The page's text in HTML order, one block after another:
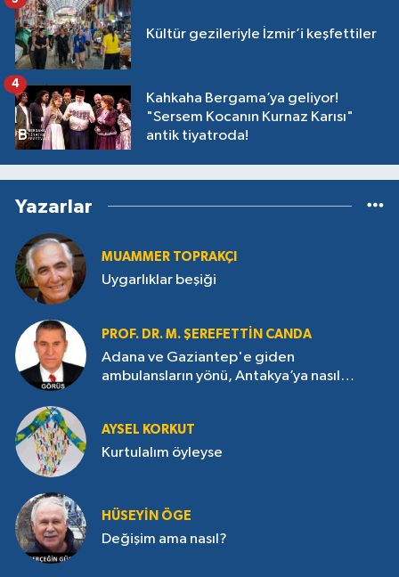
Kültür gezileriyle İzmir’i keşfettiler
Kahkaha Bergama’ya geliyor!
"Sersem Kocanın Kurnaz Karısı"
antik tiyatroda!
4
Yazarlar
MUAMMER TOPRAKÇI
Uygarlıklar beşiği
PROF. DR. M. ŞEREFETTIN CANDA
Adana ve Gaziantep'e giden
ambulansların yönü, Antakya’ya nasıl
AYSEL KORKUT
Kurtulalım öyleyse
HÜSEYIN ÖGE
Değişim ama nasıl?